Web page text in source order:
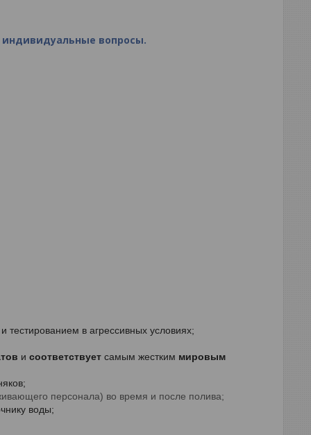
вопросы.
тестированием в агрессивных условиях;
и соответствует самым жестким мировым
персонала) во время и после полива;
воды;